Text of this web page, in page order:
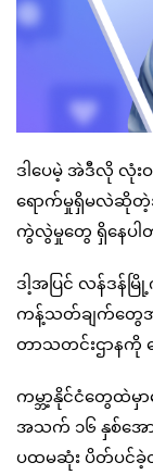
ဒါပေမဲ့ အဲဒီလို
ရောက်မှုရှိမလဲဆိုတဲ့အ
ကွဲလွဲမှုတွေ ရှိနေပါ
ဒါ့အပြင် လန်ဒ
ကန့်သတ်ချက်တွေအ
တာသတင်းဌာနကို ပ
ကမ္ဘာ့နိုင်ငံတွေထဲမှ
အသက် ၁၆ နှစ်အေ
ပထမဆုံး ပိတ်ပင်ခဲ့